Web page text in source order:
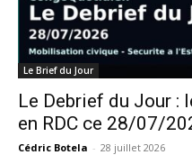
Le Brief du Jour
Le Debrief du Jour :
en RDC ce 28/07/
Cédric Botela - 28 juillet 2026